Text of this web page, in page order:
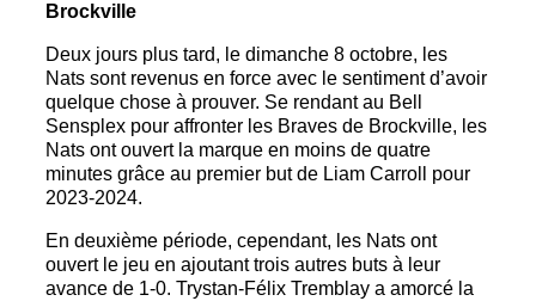
Brockville
Deux jours plus tard, le dimanche 8 octobre, les
Nats sont revenus en force avec le sentiment d’avoir
quelque chose à prouver. Se rendant au Bell
Sensplex pour affronter les Braves de Brockville, les
Nats ont ouvert la marque en moins de quatre
minutes grâce au premier but de Liam Carroll pour
2023-2024.
En deuxième période, cependant, les Nats ont
ouvert le jeu en ajoutant trois autres buts à leur
avance de 1-0. Trystan-Félix Tremblay a amorcé la